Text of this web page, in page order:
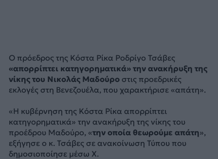
Ο πρόεδρος της Κόστα Ρίκα Ροδρίγο Τσάβες
«απορρίπτει κατηγορηματικά» την ανακήρυξη της
νίκης του Νικολάς Μαδούροστις προεδρικές
εκλογές στη Βενεζουέλα, που χαρακτήρισε «απάτη».
«Η κυβέρνηση της Κόστα Ρίκα απορρίπτει
κατηγορηματικά» την ανακήρυξη της νίκης του
προέδρου Μαδούρο, «την οποία θεωρούμε απάτη»,
εξήγησε ο κ. Τσάβες σε ανακοίνωση Τύπου που
δημοσιοποίησε μέσω X.